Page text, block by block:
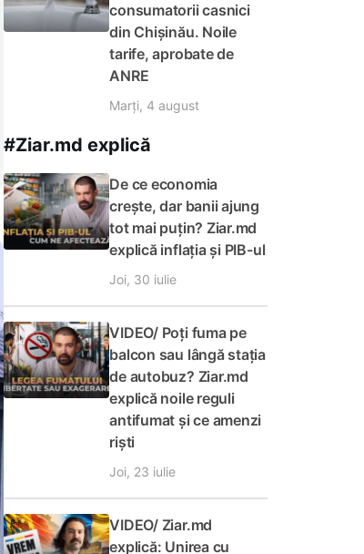
consumatorii casnici
din Chișinău. Noile
tarife, aprobate de
ANRE
Marți, 4 august
#Ziar.md explică
De ce economia
crește, dar banii ajung
tot mai puțin? Ziar.md
explică inflația și PIB-ul
Joi, 30 iulie
VIDEO/ Poți fuma pe
balcon sau lângă stația
de autobuz? Ziar.md
explică noile reguli
antifumat și ce amenzi
riști
Joi, 23 iulie
VIDEO/ Ziar.md
explică: Unirea cu